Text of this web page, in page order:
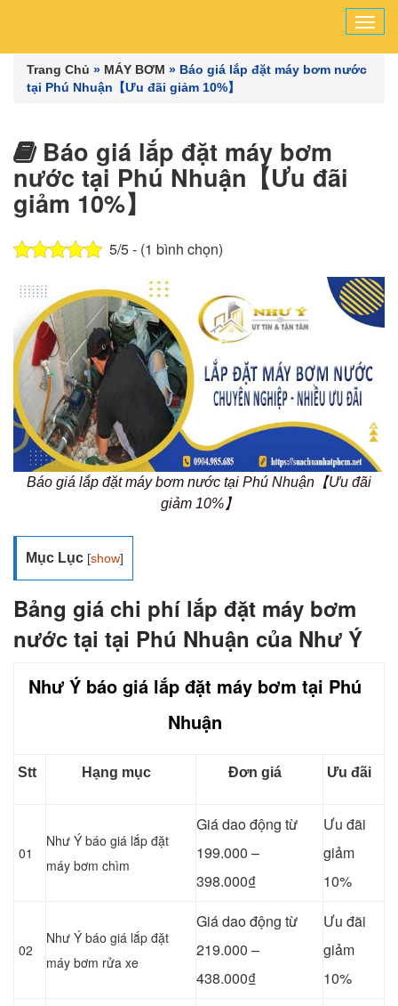
Trang Chủ » MÁY BƠM » Báo giá lắp đặt máy bơm nước
tại Phú Nhuận【Ưu đãi giảm 10%】
Báo giá lắp đặt máy bơm
nước tại Phú Nhuận【Ưu đãi
giảm 10%】
5/5 - (1 bình chọn)
Báo giá lắp đặt máy bơm nước tại Phú Nhuận【Ưu đãi
giảm 10%】
Mục Lục [show]
Bảng giá chi phí lắp đặt máy bơm
nước tại tại Phú Nhuận của Như Ý
Như Ý báo giá lắp đặt máy bơm tại Phú
Nhuận
Stt Hạng mục Đơn giá Ưu đãi
01
Như Ý báo giá lắp đặt
máy bơm chìm
Giá dao động từ
199.000 –
398.000₫
Ưu đãi
giảm
10%
02
Như Ý báo giá lắp đặt
máy bơm rửa xe
Giá dao động từ
219.000 –
438.000₫
Ưu đãi
giảm
10%